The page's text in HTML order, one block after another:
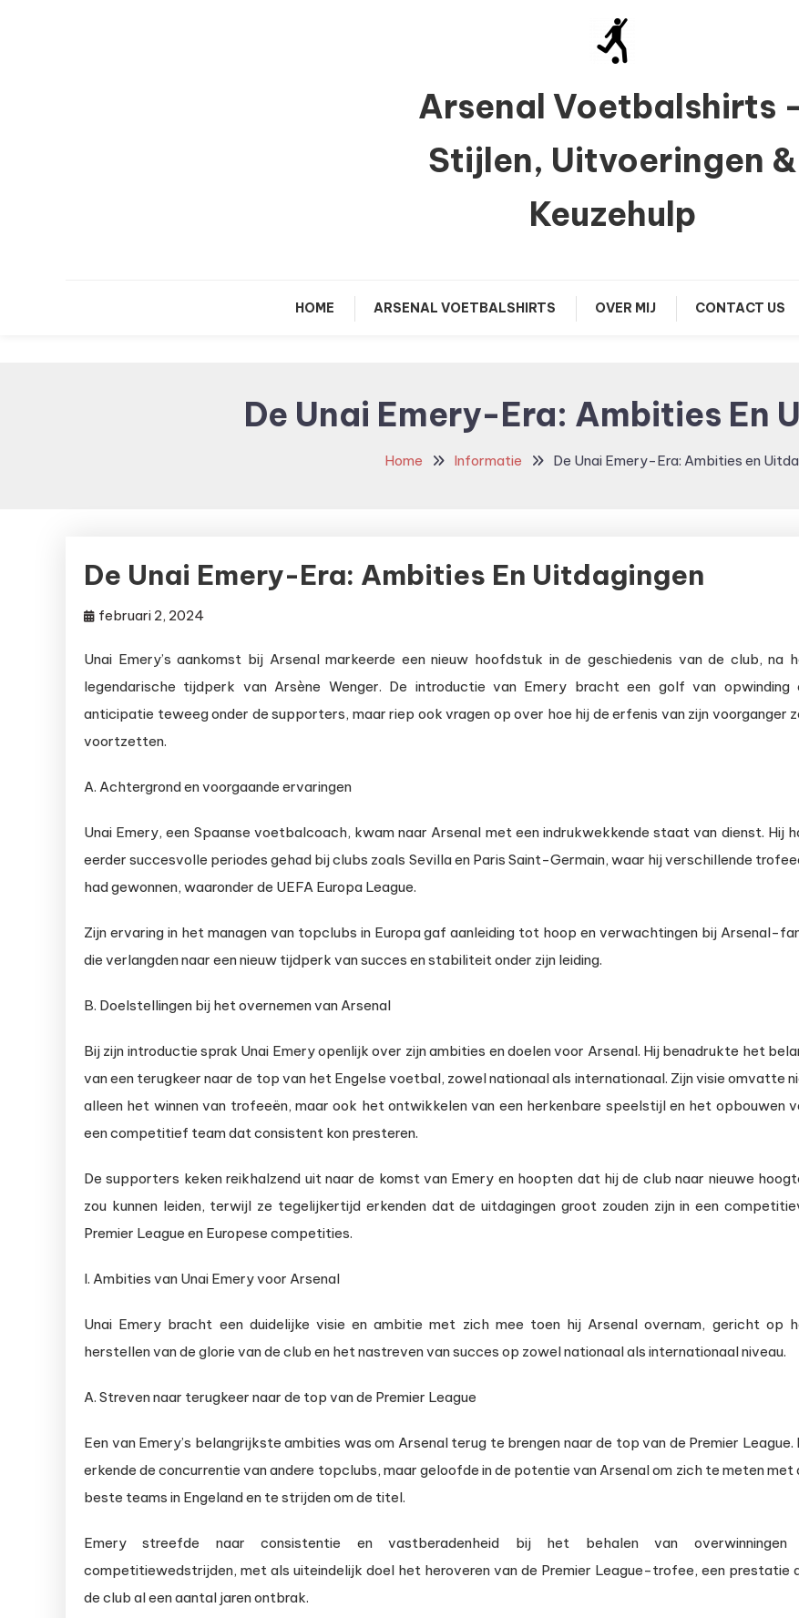
Arsenal Voetbalshirts
Stijlen, Uitvoeringen &
Keuzehulp
HOME ARSENAL VOETBALSHIRTS OVER MIJ CONTACT US
De Unai Emery-Era: Ambities En
Home Informatie De Unai Emery-Era: Ambities en
De Unai Emery-Era: Ambities En Uitdagingen
februari 2, 2024
Unai Emery’s aankomst bij Arsenal markeerde een nieuw hoofdstuk in de geschiedenis van de club, na
legendarische tijdperk van Arsène Wenger. De introductie van Emery bracht een golf van opwinding
anticipatie teweeg onder de supporters, maar riep ook vragen op over hoe hij de erfenis van zijn voorganger
voortzetten.
A. Achtergrond en voorgaande ervaringen
Unai Emery, een Spaanse voetbalcoach, kwam naar Arsenal met een indrukwekkende staat van dienst. Hij
eerder succesvolle periodes gehad bij clubs zoals Sevilla en Paris Saint-Germain, waar hij verschillende
had gewonnen, waaronder de UEFA Europa League.
Zijn ervaring in het managen van topclubs in Europa gaf aanleiding tot hoop en verwachtingen bij Arsenal-
die verlangden naar een nieuw tijdperk van succes en stabiliteit onder zijn leiding.
B. Doelstellingen bij het overnemen van Arsenal
Bij zijn introductie sprak Unai Emery openlijk over zijn ambities en doelen voor Arsenal. Hij benadrukte het
van een terugkeer naar de top van het Engelse voetbal, zowel nationaal als internationaal. Zijn visie omvatte
alleen het winnen van trofeeën, maar ook het ontwikkelen van een herkenbare speelstijl en het opbouwen
een competitief team dat consistent kon presteren.
De supporters keken reikhalzend uit naar de komst van Emery en hoopten dat hij de club naar nieuwe
zou kunnen leiden, terwijl ze tegelijkertijd erkenden dat de uitdagingen groot zouden zijn in een
Premier League en Europese competities.
I. Ambities van Unai Emery voor Arsenal
Unai Emery bracht een duidelijke visie en ambitie met zich mee toen hij Arsenal overnam, gericht op
herstellen van de glorie van de club en het nastreven van succes op zowel nationaal als internationaal niveau.
A. Streven naar terugkeer naar de top van de Premier League
Een van Emery’s belangrijkste ambities was om Arsenal terug te brengen naar de top van de Premier League.
erkende de concurrentie van andere topclubs, maar geloofde in de potentie van Arsenal om zich te meten met
beste teams in Engeland en te strijden om de titel.
Emery streefde naar consistentie en vastberadenheid bij het behalen van overwinningen
competitiewedstrijden, met als uiteindelijk doel het heroveren van de Premier League-trofee, een prestatie
de club al een aantal jaren ontbrak.